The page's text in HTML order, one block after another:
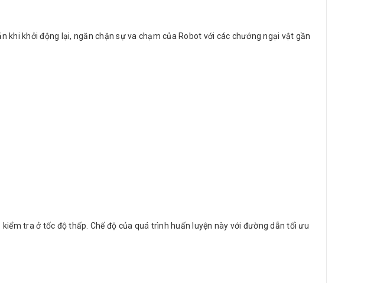
khởi động lại, ngăn chặn sự va chạm của Robot với các chướng ngại vật gần
tra ở tốc độ thấp. Chế độ của quá trình huấn luyện này với đường dẫn tối ưu